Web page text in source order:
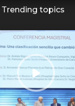
Trending topics